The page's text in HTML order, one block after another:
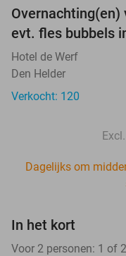
Overnachting(en)
evt. fles bubbels
Hotel de Werf
Den Helder
Verkocht: 120
Dagelijks om
In het kort
Voor 2 personen: 1 of